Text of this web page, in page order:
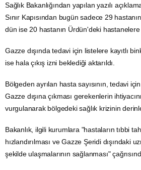
Sağlık Bakanlığından yapılan yazılı
Sınır Kapısından bugün sadece 29
dün ise 20 hastanın Ürdün'deki
Gazze dışında tedavi için listelere kayıtlı
ise hala çıkış izni beklediği aktarıldı.
Bölgeden ayrılan hasta sayısının, tedavi
Gazze dışına çıkması gerekenlerin
vurgulanarak bölgedeki sağlık krizinin
Bakanlık, ilgili kurumlara "hastaların tıbbi
hızlandırılması ve Gazze Şeridi dışındaki
şekilde ulaşmalarının sağlanması"